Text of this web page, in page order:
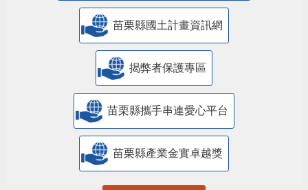
苗栗縣國土計畫資訊網
揭弊者保護專區
苗栗縣攜手串連愛心平台
苗栗縣產業金實卓越獎